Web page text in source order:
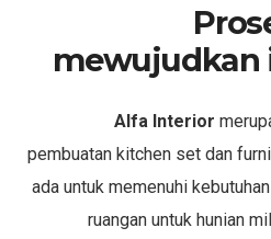
mewujudkan
Alfa Interior
pembuatan kitchen set dan
ada untuk memenuhi
ruangan untuk hunian